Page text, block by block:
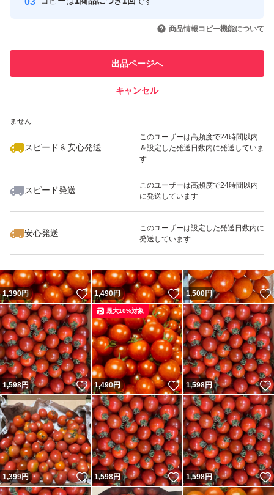
こちらではどうする事も出来ません
なので割れた時の為に必ず多めに箱詰め致します
【割れ、潰れについて】
た場合は受取拒否をしてドライバーにお返しくださいませ
受け取った後にお気づきになられた場合には
ヤマト運輸にお電話して下さいませ
潰れがひどい場合は評価前であれば
箱詰めの時にひとつひとつ
痛みや割れがないか検品しておりますが
生物ですので輸送中などで痛みが生じる場合がございます
痛みが出た場合に備え多めに入れております
ご了承の上でのご購入を
宜しくお願い致します
即購入OKです
野菜の種類ミニトマト
引を完了させた実績があります
での取引実績があります
ません
スピード＆安心発送
このユーザーは高頻度で24時間以内
＆設定した発送日数内に発送していま
す
スピード発送
このユーザーは高頻度で24時間以内
に発送しています
安心発送
このユーザーは設定した発送日数内に
発送しています
商品情報コピー機能について
出品ページへ
キャンセル
いいね！
1,490
1,390円 いいね！
1,490円 いいね！
1,500円
1,598円 いいね！
1,490円 いいね！
最大10%対象
1,598円
1,399円 いいね！
1,598円 いいね！
1,598円